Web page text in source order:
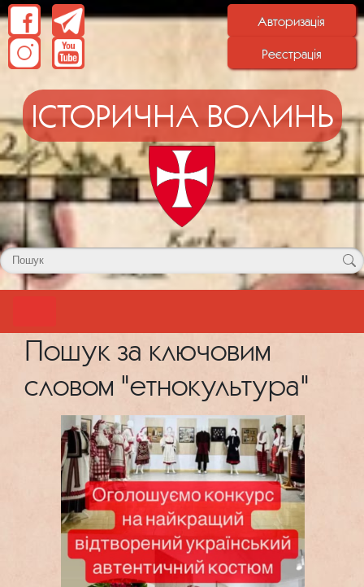
Авторизація
Реєстрація
ІСТОРИЧНА ВОЛИНЬ
Пошук за ключовим
словом "етнокультура"